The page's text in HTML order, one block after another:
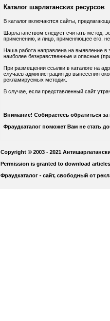
Каталог шарлатанских ресурсов
В каталог включаются сайты,
Шарлатанством следует считать метод,
применению, и лицо, применяющее его,
Наша работа направлена на выявление в
наиболее безнравственные и опасные
При размещении ссылки в каталоге на
случаев администрация до вынесения
рекламируемых методик.
В случае, если представленный сайт
Внимание! Собираетесь обратиться
Фраудкаталог поможет Вам не стать
Copyright © 2003 - 2021
Permission is granted to download
Фраудкаталог - сайт, свободный от